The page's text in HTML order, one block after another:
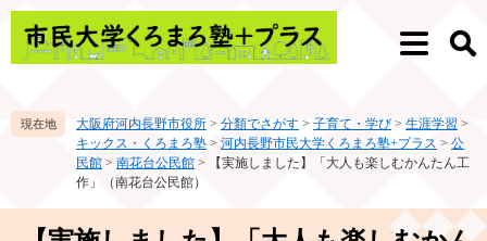
ペ
メ
メ
検
大阪府河内長野市役所 > 分類でさがす > 子育て・学び > 生涯学習 >
キックス・くろまろ塾 > 河内長野市民大学くろまろ塾+プラス > 公
民館 > 南花台公民館 >
【実施しました】「大人も楽しむかんたん工
作」（南花台公民館）